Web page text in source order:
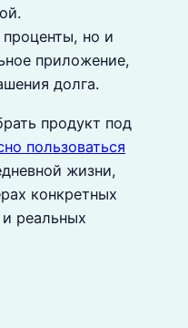
но и
приложение,
долга.
продукт под
пользоваться
жизни,
конкретных
реальных